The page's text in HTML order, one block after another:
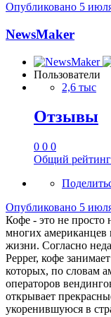
Опубликовано 5
NewsMaker
Пользователи
2,6 тыс
Отзывы
0 0 0
Общий рейтинг
Опубликовано 5
Кофе - это не просто
многих американцев
жизни. Согласно
Pepper, кофе
которых, по словам
операторов
открывает
укоренившуюся в